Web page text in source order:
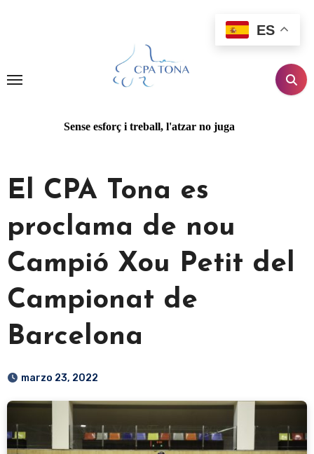
Sense esforç i treball, l'atzar no juga
El CPA Tona es
proclama de nou
Campió Xou Petit del
Campionat de
Barcelona
marzo 23, 2022
ES